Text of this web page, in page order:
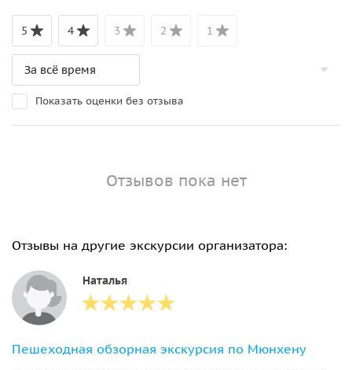
5 4 3 2 1
Показать оценки без отзыва
Отзывов пока нет
Отзывы на другие экскурсии организатора:
Наталья
Пешеходная обзорная экскурсия по Мюнхену